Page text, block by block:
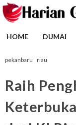
HOME DUMAI
pekanbaru riau
Raih